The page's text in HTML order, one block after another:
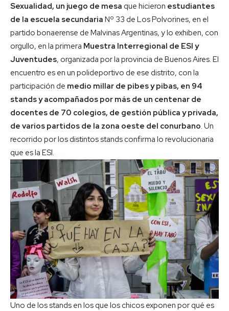
Sexualidad, un juego de mesa que hicieron estudiantes
de la escuela secundaria Nº 33 de Los Polvorines, en el
partido bonaerense de Malvinas Argentinas, y lo exhiben, con
orgullo, en la primera Muestra Interregional de ESI y
Juventudes, organizada por la provincia de Buenos Aires. El
encuentro es en un polideportivo de ese distrito, con la
participación de medio millar de pibes y pibas, en 94
stands y acompañados por más de un centenar de
docentes de 70 colegios, de gestión pública y privada,
de varios partidos de la zona oeste del conurbano. Un
recorrido por los distintos stands confirma lo revolucionaria
que es la ESI.
Uno de los stands en los que los chicos exponen por qué es